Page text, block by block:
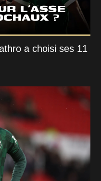
a choisi ses 11